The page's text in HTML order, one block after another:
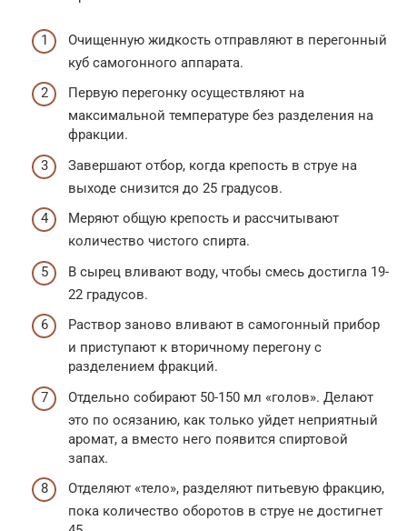
Очищенную жидкость отправляют в перегонный
куб самогонного аппарата.
Первую перегонку осуществляют на
максимальной температуре без разделения на
фракции.
Завершают отбор, когда крепость в струе на
выходе снизится до 25 градусов.
Меряют общую крепость и рассчитывают
количество чистого спирта.
В сырец вливают воду, чтобы смесь достигла 19-
22 градусов.
Раствор заново вливают в самогонный прибор
и приступают к вторичному перегону с
разделением фракций.
Отдельно собирают 50-150 мл «голов». Делают
это по осязанию, как только уйдет неприятный
аромат, а вместо него появится спиртовой
запах.
Отделяют «тело», разделяют питьевую фракцию,
пока количество оборотов в струе не достигнет